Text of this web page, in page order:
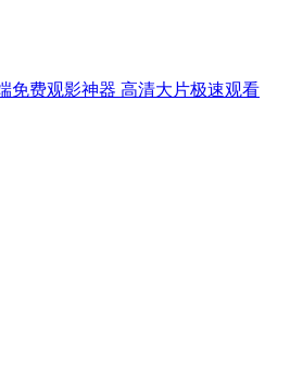
免费观影神器 高清大片极速观看